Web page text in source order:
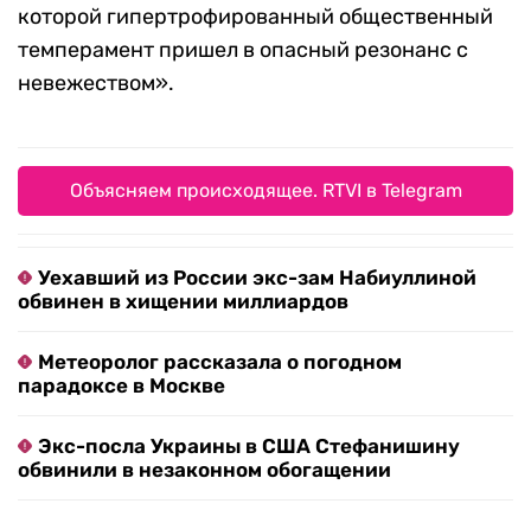
которой гипертрофированный общественный
темперамент пришел в опасный резонанс с
невежеством».
Объясняем происходящее. RTVI в Telegram
Уехавший из России экс-зам Набиуллиной
обвинен в хищении миллиардов
Метеоролог рассказала о погодном
парадоксе в Москве
Экс-посла Украины в США Стефанишину
обвинили в незаконном обогащении